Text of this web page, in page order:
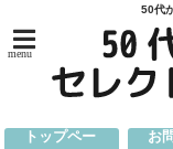
50代
menu
トップペー
お